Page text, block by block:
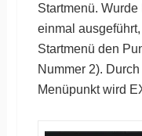
Startmenü.
einmal
Startmenü den
Nummer 2).
Menüpunkt wird